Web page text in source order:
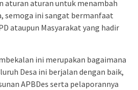
aturan aturan untuk menambah
semoga ini sangat bermanfaat
ataupun Masyarakat yang hadir
ini merupakan bagaimana
Desa ini berjalan dengan baik,
APBDes serta pelaporannya